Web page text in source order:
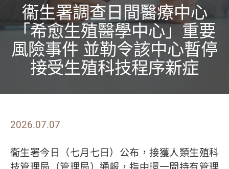
衞生署調查日間醫療中心
「希愈生殖醫學中心」重要
風險事件 並勒令該中心暫停
接受生殖科技程序新症
2026.07.07
衞生署今日（七月七日）公布，接獲人類生殖科